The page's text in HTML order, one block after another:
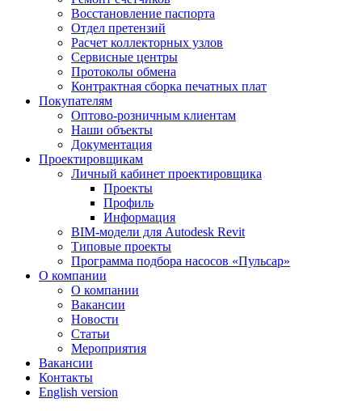
Восстановление паспорта
Отдел претензий
Расчет коллекторных узлов
Сервисные центры
Протоколы обмена
Контрактная сборка печатных плат
Покупателям
Оптово-розничным клиентам
Наши объекты
Документация
Проектировщикам
Личный кабинет проектировщика
Проекты
Профиль
Информация
BIM-модели для Autodesk Revit
Типовые проекты
Программа подбора насосов «Пульсар»
О компании
О компании
Вакансии
Новости
Статьи
Мероприятия
Вакансии
Контакты
English version